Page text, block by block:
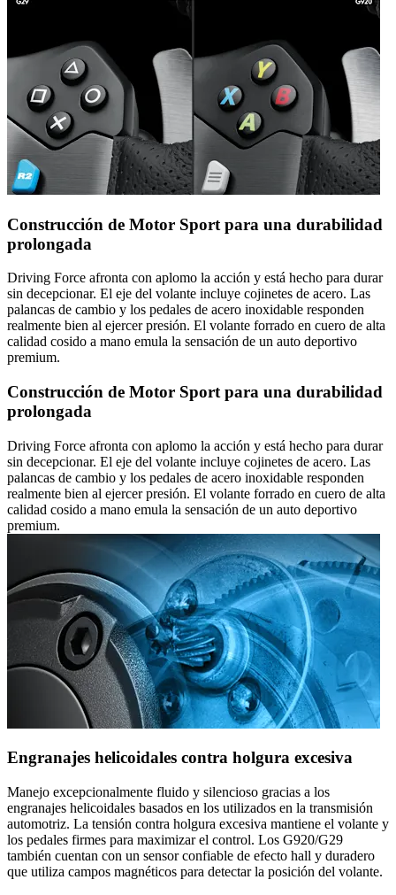
Construcción de Motor Sport para una durabilidad
prolongada
Driving Force afronta con aplomo la acción y está hecho para durar
sin decepcionar. El eje del volante incluye cojinetes de acero. Las
palancas de cambio y los pedales de acero inoxidable responden
realmente bien al ejercer presión. El volante forrado en cuero de alta
calidad cosido a mano emula la sensación de un auto deportivo
premium.
Construcción de Motor Sport para una durabilidad
prolongada
Driving Force afronta con aplomo la acción y está hecho para durar
sin decepcionar. El eje del volante incluye cojinetes de acero. Las
palancas de cambio y los pedales de acero inoxidable responden
realmente bien al ejercer presión. El volante forrado en cuero de alta
calidad cosido a mano emula la sensación de un auto deportivo
premium.
Engranajes helicoidales contra holgura excesiva
Manejo excepcionalmente fluido y silencioso gracias a los
engranajes helicoidales basados en los utilizados en la transmisión
automotriz. La tensión contra holgura excesiva mantiene el volante y
los pedales firmes para maximizar el control. Los G920/G29
también cuentan con un sensor confiable de efecto hall y duradero
que utiliza campos magnéticos para detectar la posición del volante.